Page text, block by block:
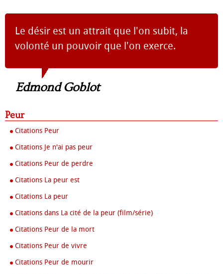
Le désir est un attrait que l'on subit, la
volonté un pouvoir que l'on exerce.
Edmond Goblot
Peur
Citations Peur
Citations Je n'ai pas peur
Citations Peur de perdre
Citations La peur est
Citations La peur
Citations dans La cité de la peur (film/série)
Citations Peur de la mort
Citations Peur de vivre
Citations Peur de mourir